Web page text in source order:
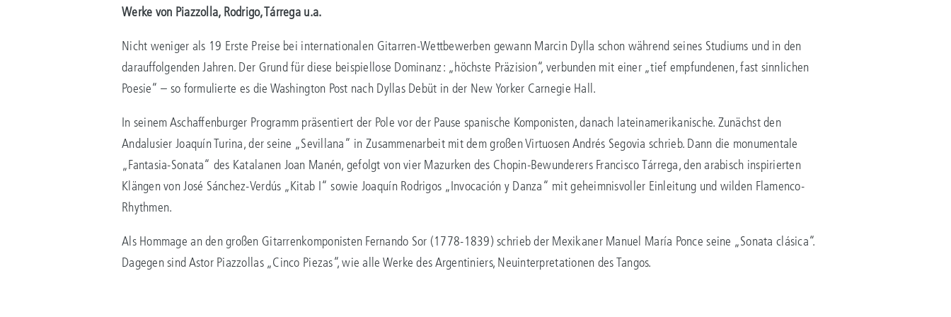
Werke von Piazzolla, Rodrigo, Tárrega u.a.
Nicht weniger als 19 Erste Preise bei internationalen Gitarren-Wettbewerben gewann Marcin Dylla schon während seines Studiums und in den
darauffolgenden Jahren. Der Grund für diese beispiellose Dominanz: „höchste Präzision“, verbunden mit einer „tief empfundenen, fast sinnlichen
Poesie“ – so formulierte es die Washington Post nach Dyllas Debüt in der New Yorker Carnegie Hall.
In seinem Aschaffenburger Programm präsentiert der Pole vor der Pause spanische Komponisten, danach lateinamerikanische. Zunächst den
Andalusier Joaquín Turina, der seine „Sevillana“ in Zusammenarbeit mit dem großen Virtuosen Andrés Segovia schrieb. Dann die monumentale
„Fantasia-Sonata“ des Katalanen Joan Manén, gefolgt von vier Mazurken des Chopin-Bewunderers Francisco Tárrega, den arabisch inspirierten
Klängen von José Sánchez-Verdús „Kitab I“ sowie Joaquín Rodrigos „Invocación y Danza“ mit geheimnisvoller Einleitung und wilden Flamenco-
Rhythmen.
Als Hommage an den großen Gitarrenkomponisten Fernando Sor (1778-1839) schrieb der Mexikaner Manuel María Ponce seine „Sonata clásica“.
Dagegen sind Astor Piazzollas „Cinco Piezas“, wie alle Werke des Argentiniers, Neuinterpretationen des Tangos.